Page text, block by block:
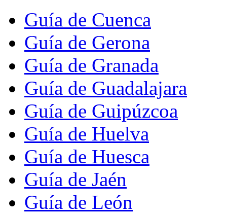
Guía de Cuenca
Guía de Gerona
Guía de Granada
Guía de Guadalajara
Guía de Guipúzcoa
Guía de Huelva
Guía de Huesca
Guía de Jaén
Guía de León